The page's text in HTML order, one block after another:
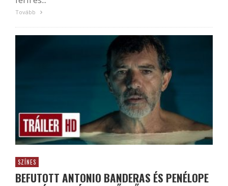
Tovább
SZÍNES
BEFUTOTT ANTONIO BANDERAS ÉS PENÉLOPE